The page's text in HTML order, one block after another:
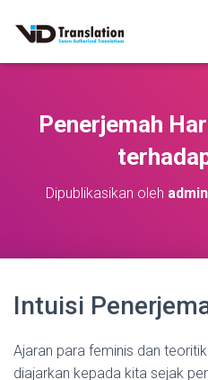
Penerjemah
Dipublikasikan oleh admin
Intuisi
Ajaran para feminis dan
diajarkan kepada kita sejak